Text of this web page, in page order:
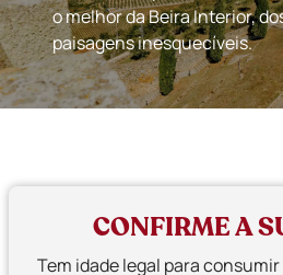
o melhor da Beira Interior,
paisagens inesquecíveis.
CONFIRME A
Tem idade legal para